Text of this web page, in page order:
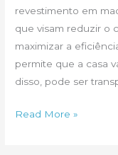
revestimento em
que visam reduzir o
maximizar a
permite que a casa
disso, pode ser
Casa
Read More »